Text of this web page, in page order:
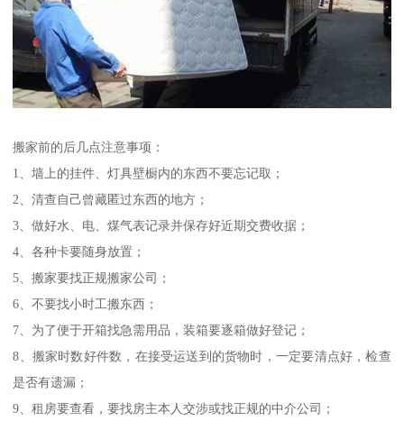
搬家前的后几点注意事项：
1、墙上的挂件、灯具壁橱内的东西不要忘记取；
2、清查自己曾藏匿过东西的地方；
3、做好水、电、煤气表记录并保存好近期交费收据；
4、各种卡要随身放置；
5、搬家要找正规搬家公司；
6、不要找小时工搬东西；
7、为了便于开箱找急需用品，装箱要逐箱做好登记；
8、搬家时数好件数，在接受运送到的货物时，一定要清点好，检查
是否有遗漏；
9、租房要查看，要找房主本人交涉或找正规的中介公司；